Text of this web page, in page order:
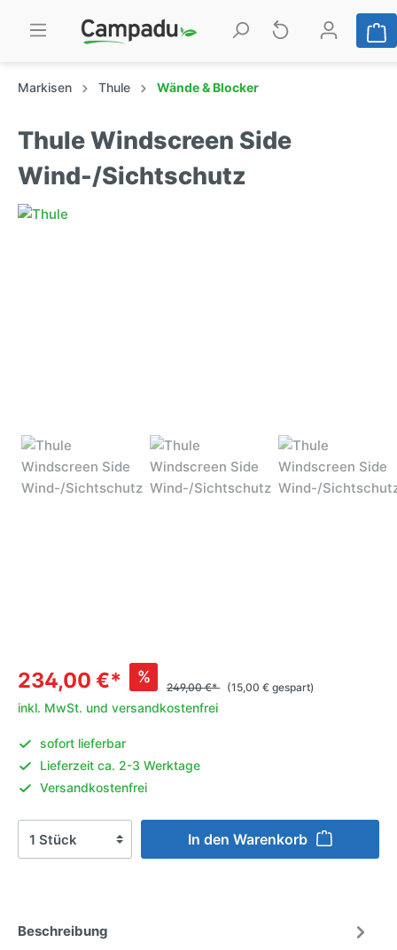
Markisen Thule Wände & Blocker
Thule Windscreen Side
Wind-/Sichtschutz
234,00 €* %
249,00 €* (15,00 € gespart)
inkl. MwSt. und versandkostenfrei
sofort lieferbar
Lieferzeit ca. 2-3 Werktage
Versandkostenfrei
In den Warenkorb
Beschreibung